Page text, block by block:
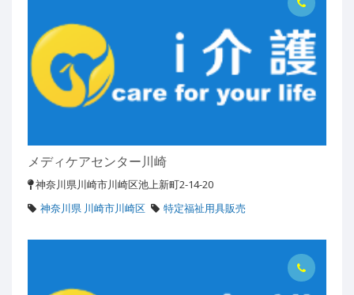
メディケアセンター川崎
神奈川県川崎市川崎区池上新町2-14-20
神奈川県 川崎市川崎区
特定福祉用具販売